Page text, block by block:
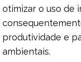
otimizar o uso de
produtividade e
ambientais.